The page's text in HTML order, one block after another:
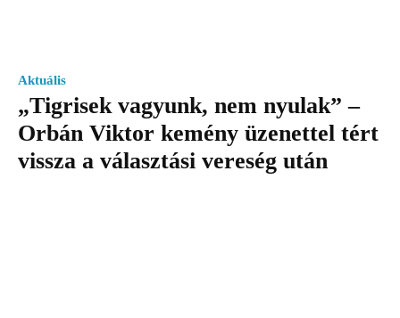
Aktuális
„Tigrisek vagyunk, nem nyulak” –
Orbán Viktor kemény üzenettel tért
vissza a választási vereség után